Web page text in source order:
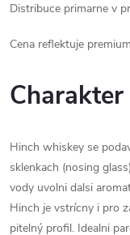
Distribuce primarne v
Cena reflektuje
Hinch whiskey se
sklenkach (nosing
vody uvolni dalsi
Hinch je vstrícny i pro
pitelný profil. Idealni